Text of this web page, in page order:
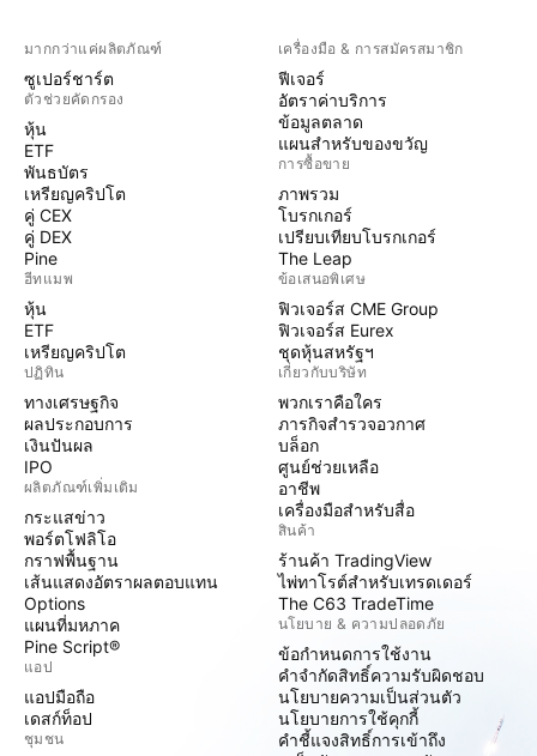
มากกว่าแค่ผลิตภัณฑ์
ซูเปอร์ชาร์ต
ตัวช่วยคัดกรอง
หุ้น
ETF
พันธบัตร
เหรียญคริปโต
คู่ CEX
คู่ DEX
Pine
ฮีทแมพ
หุ้น
ETF
เหรียญคริปโต
ปฏิทิน
ทางเศรษฐกิจ
ผลประกอบการ
เงินปันผล
IPO
ผลิตภัณฑ์เพิ่มเติม
กระแสข่าว
พอร์ตโฟลิโอ
กราฟพื้นฐาน
เส้นแสดงอัตราผลตอบแทน
Options
แผนที่มหภาค
Pine Script®
แอป
แอปมือถือ
เดสก์ท็อป
ชุมชน
เครื่องมือ & การสมัครสมาชิก
ฟีเจอร์
อัตราค่าบริการ
ข้อมูลตลาด
แผนสำหรับของขวัญ
การซื้อขาย
ภาพรวม
โบรกเกอร์
เปรียบเทียบโบรกเกอร์
The Leap
ข้อเสนอพิเศษ
ฟิวเจอร์ส CME Group
ฟิวเจอร์ส Eurex
ชุดหุ้นสหรัฐฯ
เกี่ยวกับบริษัท
พวกเราคือใคร
ภารกิจสำรวจอวกาศ
บล็อก
ศูนย์ช่วยเหลือ
อาชีพ
เครื่องมือสำหรับสื่อ
สินค้า
ร้านค้า TradingView
ไพ่ทาโรต์สำหรับเทรดเดอร์
The C63 TradeTime
นโยบาย & ความปลอดภัย
ข้อกำหนดการใช้งาน
คำจำกัดสิทธิ์ความรับผิดชอบ
นโยบายความเป็นส่วนตัว
นโยบายการใช้คุกกี้
คำชี้แจงสิทธิ์การเข้าถึง